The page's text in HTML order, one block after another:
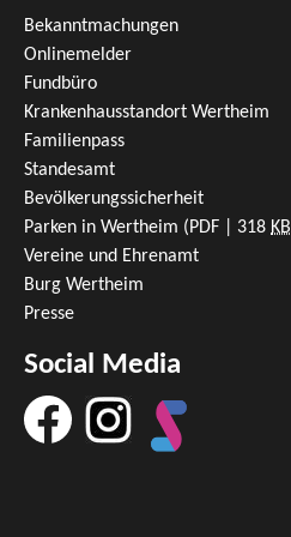
Bekanntmachungen
Onlinemelder
Fundbüro
Krankenhausstandort Wertheim
Familienpass
Standesamt
Bevölkerungssicherheit
Parken in Wertheim (PDF | 318 KB
Vereine und Ehrenamt
Burg Wertheim
Presse
Social Media